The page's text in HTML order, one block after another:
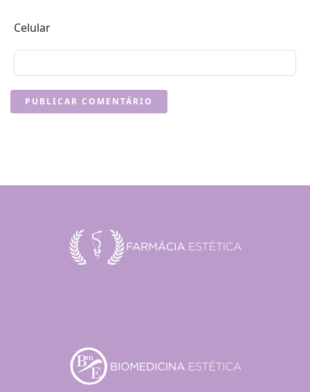
Celular
PUBLICAR COMENTÁRIO